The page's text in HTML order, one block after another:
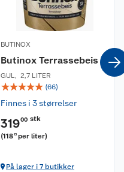
BUTINOX
Butinox Terrassebeis
GUL, 2,7 LITER
☆☆☆☆☆ (66)
Finnes i 3 størrelser
31900 stk
(118 15 per liter)
På lager i 7 butikker